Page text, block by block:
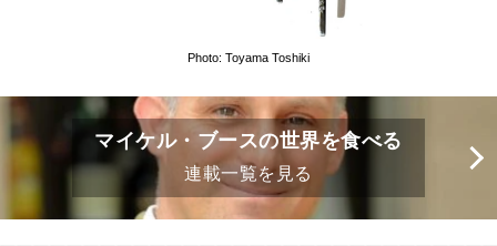
Photo: Toyama Toshiki
マイケル・ブースの世界を食べる
連載一覧を見る